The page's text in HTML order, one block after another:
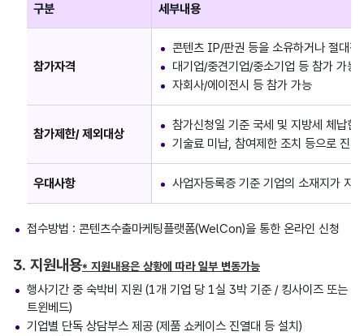
구분 세부내용
참가자격
콘텐츠 IP/판권 등을 소유하거나 절대
대기업/중견기업/중소기업 등 참가 가능
자회사/에이전시 등 참가 가능
참가제한/ 제외대상
참가신청일 기준 국세 및 지방세 체납한
기술료 미납, 참여제한 조치 등으로 진
우대사항 사업자등록증 기준 기업의 소재지가 지
접수방법 : 콘텐츠수출마케팅플랫폼(WelCon)을 통한 온라인 신청
3. 지원내용* 지원내용은 상황에 따라 일부 변동가능
행사기간 중 숙박비 지원 (1개 기업 당 1실 3박 기준 / 킹사이즈 또는
트윈베드)
기업별 단독 상담부스 제공 (제품 쇼케이스 진열대 등 설치)